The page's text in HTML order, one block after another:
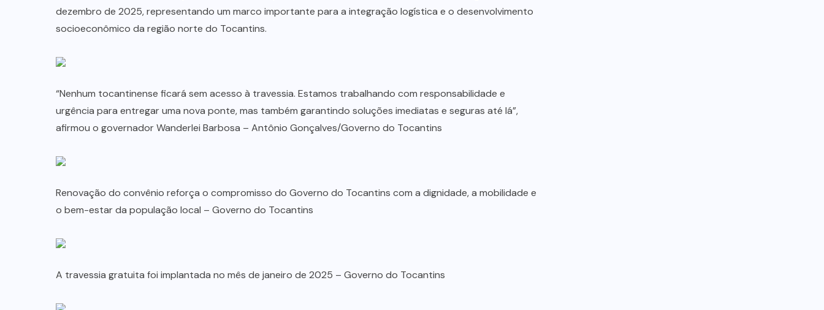
dezembro de 2025, representando um marco importante para a integração logística e o desenvolvimento
socioeconômico da região norte do Tocantins.
“Nenhum tocantinense ficará sem acesso à travessia. Estamos trabalhando com responsabilidade e
urgência para entregar uma nova ponte, mas também garantindo soluções imediatas e seguras até lá”,
afirmou o governador Wanderlei Barbosa – Antônio Gonçalves/Governo do Tocantins
Renovação do convênio reforça o compromisso do Governo do Tocantins com a dignidade, a mobilidade e
o bem-estar da população local – Governo do Tocantins
A travessia gratuita foi implantada no mês de janeiro de 2025 – Governo do Tocantins